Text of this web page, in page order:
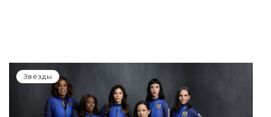
Звёзды